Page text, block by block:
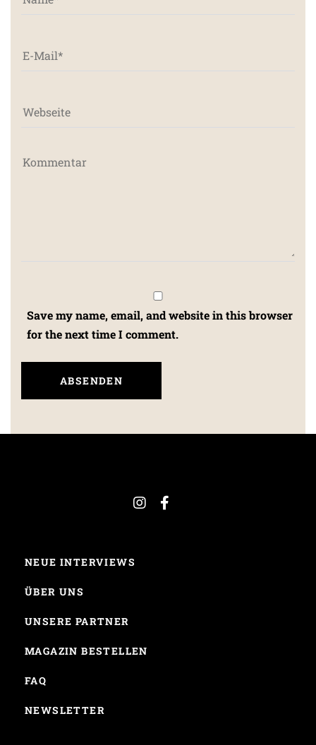
Save my name, email, and website in this browser
for the next time I comment.
NEUE INTERVIEWS
ÜBER UNS
UNSERE PARTNER
MAGAZIN BESTELLEN
FAQ
NEWSLETTER